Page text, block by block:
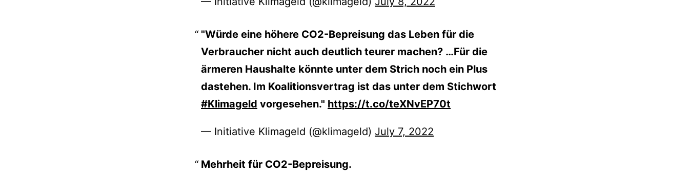
"Würde eine höhere CO2-Bepreisung das Leben für die
Verbraucher nicht auch deutlich teurer machen? …Für die
ärmeren Haushalte könnte unter dem Strich noch ein Plus
dastehen. Im Koalitionsvertrag ist das unter dem Stichwort
#Klimageld vorgesehen." https://t.co/teXNvEP70t
— Initiative Klimageld (@klimageld) July 7, 2022
Mehrheit für CO2-Bepreisung.